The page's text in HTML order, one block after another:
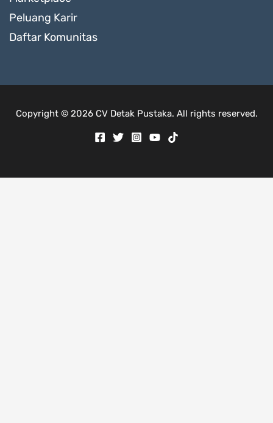
Peluang Karir
Daftar Komunitas
Copyright © 2026 CV Detak Pustaka. All rights reserved.